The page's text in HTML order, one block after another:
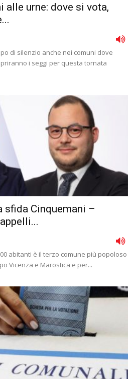
alle urne: dove si vota,
di silenzio anche nei comuni dove
i seggi per questa tornata
sfida Cinquemani –
abitanti è il terzo comune più popoloso
Vicenza e Marostica e per...